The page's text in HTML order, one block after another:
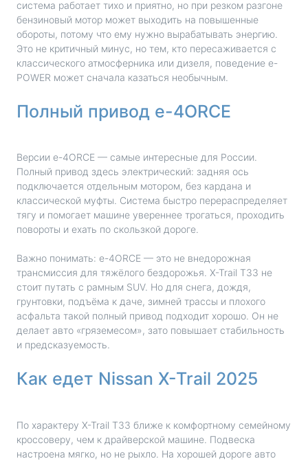
система работает тихо и приятно, но при резком разгоне
бензиновый мотор может выходить на повышенные
обороты, потому что ему нужно вырабатывать энергию.
Это не критичный минус, но тем, кто пересаживается с
классического атмосферника или дизеля, поведение e-
POWER может сначала казаться необычным.
Полный привод e-4ORCE
Версии e-4ORCE — самые интересные для России.
Полный привод здесь электрический: задняя ось
подключается отдельным мотором, без кардана и
классической муфты. Система быстро перераспределяет
тягу и помогает машине увереннее трогаться, проходить
повороты и ехать по скользкой дороге.
Важно понимать: e-4ORCE — это не внедорожная
трансмиссия для тяжёлого бездорожья. X-Trail T33 не
стоит путать с рамным SUV. Но для снега, дождя,
грунтовки, подъёма к даче, зимней трассы и плохого
асфальта такой полный привод подходит хорошо. Он не
делает авто «гряземесом», зато повышает стабильность
и предсказуемость.
Как едет Nissan X-Trail 2025
По характеру X-Trail T33 ближе к комфортному семейному
кроссоверу, чем к драйверской машине. Подвеска
настроена мягко, но не рыхло. На хорошей дороге авто